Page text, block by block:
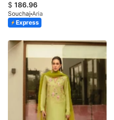
$ 186.96
Souchaj Aria
Express